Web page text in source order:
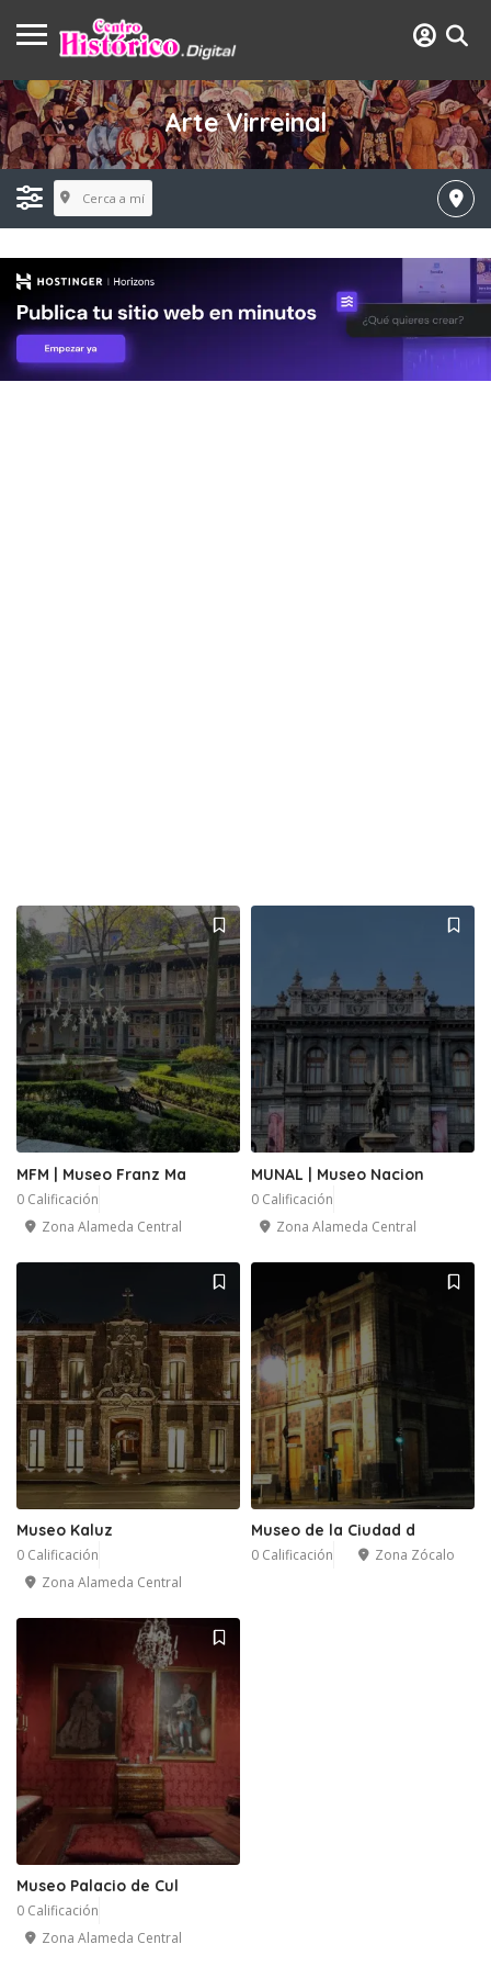
Arte Virreinal
Cerca a mí
MFM | Museo Franz Ma
0 Calificación
Zona Alameda Central
MUNAL | Museo Nacion
0 Calificación
Zona Alameda Central
Museo Kaluz
0 Calificación
Zona Alameda Central
Museo de la Ciudad d
0 Calificación Zona Zócalo
Museo Palacio de Cul
0 Calificación
Zona Alameda Central